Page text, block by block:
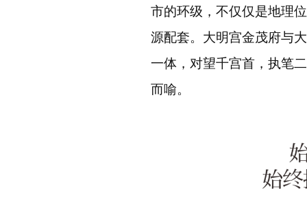
市的环级，不仅仅是地理
源配套。大明宫金茂府与
一体，对望千宫首，执笔
而喻。